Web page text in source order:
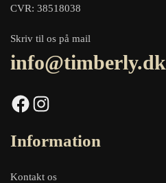
CVR: 38518038
Skriv til os på mail
info@timberly.dk
Facebook Instagram
Information
Kontakt os